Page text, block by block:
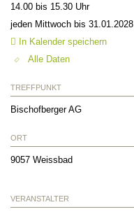
14.00 bis 15.30 Uhr
jeden Mittwoch bis 31.01.2028
In Kalender speichern
Alle Daten
TREFFPUNKT
Bischofberger AG
ORT
9057 Weissbad
VERANSTALTER